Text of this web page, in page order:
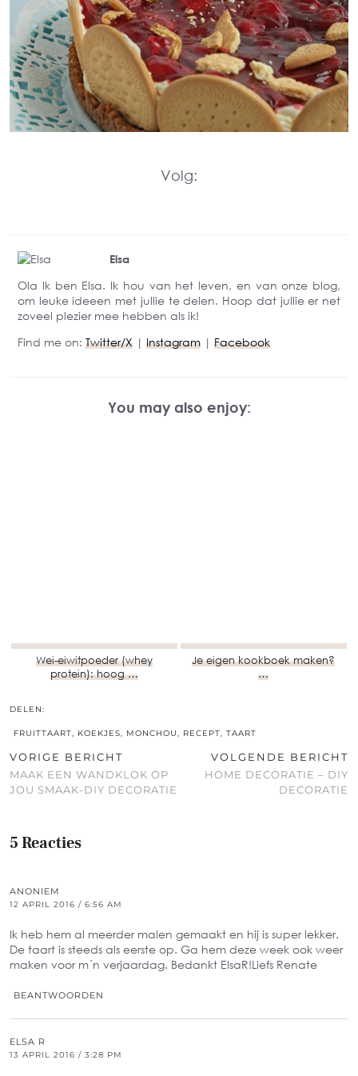
Volg:
Elsa
Ola Ik ben Elsa. Ik hou van het leven, en van onze blog,
om leuke ideeen met jullie te delen. Hoop dat jullie er net
zoveel plezier mee hebben als ik!
Find me on: Twitter/X | Instagram | Facebook
You may also enjoy:
Wei-eiwitpoeder (whey
protein): hoog …
Je eigen kookboek maken?
…
DELEN:
FRUITTAART KOEKJES MONCHOU RECEPT TAART
VORIGE BERICHT
MAAK EEN WANDKLOK OP
JOU SMAAK-DIY DECORATIE
VOLGENDE BERICHT
HOME DECORATIE – DIY
DECORATIE
5 Reacties
ANONIEM
12 APRIL 2016 / 6:56 AM
Ik heb hem al meerder malen gemaakt en hij is super lekker.
De taart is steeds als eerste op. Ga hem deze week ook weer
maken voor m´n verjaardag. Bedankt ElsaR!Liefs Renate
BEANTWOORDEN
ELSA R
13 APRIL 2016 / 3:28 PM